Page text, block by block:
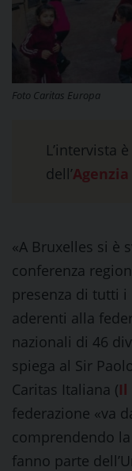
Foto Caritas Europa
L’intervista
dell’Agenzia
«A Bruxelles si è
conferenza
presenza di tutti
aderenti alla
nazionali di 46
spiega al Sir
Caritas Italiana (Il
federazione «va
comprendendo
fanno parte